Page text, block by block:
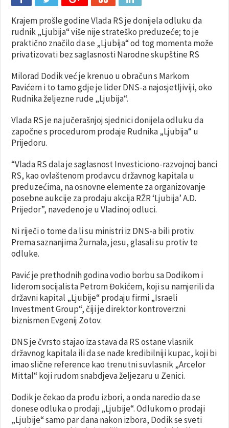
Krajem prošle godine Vlada RS je donijela odluku da
rudnik „Ljubija“ više nije strateško preduzeće; to je
praktično značilo da se „Ljubija“ od tog momenta može
privatizovati bez saglasnosti Narodne skupštine RS
Milorad Dodik već je krenuo u obračun s Markom
Pavićem i to tamo gdje je lider DNS-a najosjetljiviji, oko
Rudnika željezne rude „Ljubija“.
Vlada RS je na jučerašnjoj sjednici donijela odluku da
započne s procedurom prodaje Rudnika „Ljubija“ u
Prijedoru.
“Vlada RS dala je saglasnost Investiciono-razvojnoj banci
RS, kao ovlaštenom prodavcu državnog kapitala u
preduzećima, na osnovne elemente za organizovanje
posebne aukcije za prodaju akcija RŽR ‘Ljubija’ A.D.
Prijedor”, navedeno je u Vladinoj odluci.
Ni riječi o tome da li su ministri iz DNS-a bili protiv.
Prema saznanjima Žurnala, jesu, glasali su protiv te
odluke.
Pavić je prethodnih godina vodio borbu sa Dodikom i
liderom socijalista Petrom Đokićem, koji su namjerili da
državni kapital „Ljubije“ prodaju firmi „Israeli
Investment Group“, čiji je direktor kontroverzni
biznismen Evgenij Zotov.
DNS je čvrsto stajao iza stava da RS ostane vlasnik
državnog kapitala ili da se nađe kredibilniji kupac, koji bi
imao slične reference kao trenutni suvlasnik „Arcelor
Mittal“ koji rudom snabdjeva željezaru u Zenici.
Dodik je čekao da prođu izbori, a onda naredio da se
donese odluka o prodaji „Ljubije“. Odlukom o prodaji
„Ljubije“ samo par dana nakon izbora, Dodik se sveti